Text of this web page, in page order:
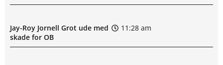
Jay-Roy Jornell Grot ude med
skade for OB
11:28 am